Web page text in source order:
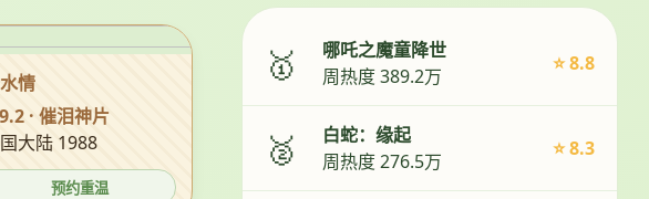
情
· 催泪神片
大陆 1988
预约重温
🥇
哪吒之魔童降世
周热度 389.2万
⭐ 8.8
🥈
白蛇：缘起
周热度 276.5万
⭐ 8.3